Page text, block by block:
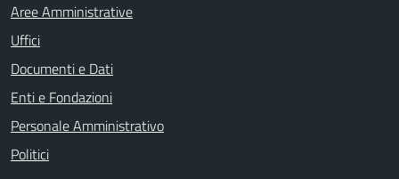
Aree Amministrative
Uffici
Documenti e Dati
Enti e Fondazioni
Personale Amministrativo
Politici